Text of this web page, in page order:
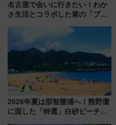
名古屋で会いに行きたい！わか
さ生活とコラボした紫の「ブル
2026年夏は那智勝浦へ！熊野灘
に面した「特選」白砂ビーチは